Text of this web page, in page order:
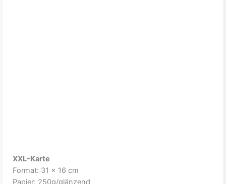
XXL-Karte
Format: 31 x 16 cm
Papier: 250g/glänzend